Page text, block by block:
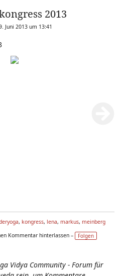
2013
Juni 2013 um 13:41
, kongress, lena, markus, meinberg
Kommentar hinterlassen –
Folgen
Vidya Community - Forum für